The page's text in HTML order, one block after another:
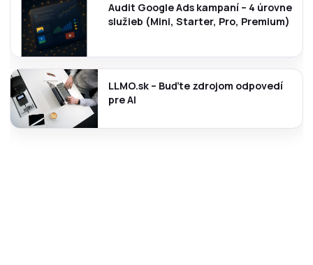
Audit Google Ads kampaní – 4 úrovne
služieb (Mini, Starter, Pro, Premium)
LLMO.sk – Buďte zdrojom odpovedí
pre AI